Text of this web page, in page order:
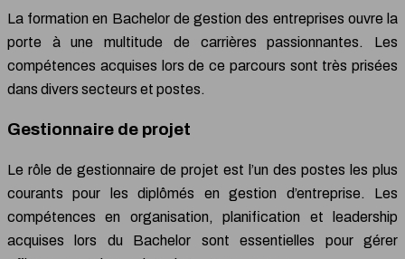
La formation en Bachelor de gestion des entreprises ouvre la
porte à une multitude de carrières passionnantes. Les
compétences acquises lors de ce parcours sont très prisées
dans divers secteurs et postes.
Gestionnaire de projet
Le rôle de gestionnaire de projet est l’un des postes les plus
courants pour les diplômés en gestion d’entreprise. Les
compétences en organisation, planification et leadership
acquises lors du Bachelor sont essentielles pour gérer